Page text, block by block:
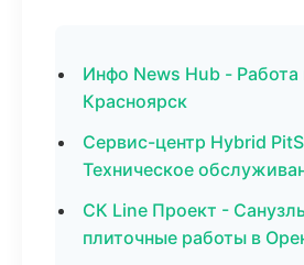
Инфо News Hub - Работа
Красноярск
Сервис-центр Hybrid
Техническое
СК Line Проект -
плиточные работы в